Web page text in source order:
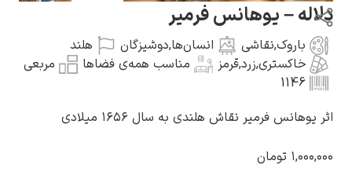
دلاله – یوهانس فرمیر
باروک,نقاشی انسان‌ها,دوشیزگان
هلند
خاکستری,زرد,قرمز مناسب همه‌ی فضاها
مربعی
1146
اثر یوهانس فرمیر نقاش هلندی به سال ۱۶۵۶ میلادی
۱,۰۰۰,۰۰۰ تومان